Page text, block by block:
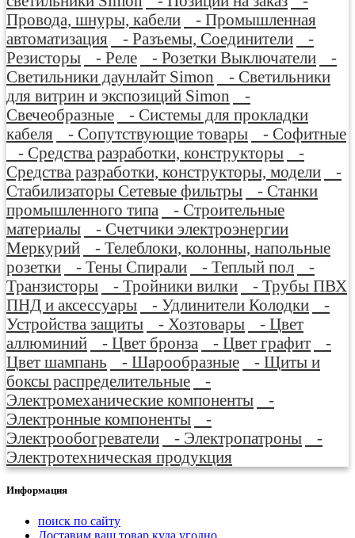
Провода, шнуры, кабели
- Промышленная
автоматизация
- Разъемы, Соединители
-
Резисторы
- Реле - Розетки Выключатели
-
Светильники даунлайт Simon
- Светильники
для витрин и экспозиций Simon
-
Свечеобразные
- Системы для прокладки
кабеля
- Сопутствующие товары
- Софитные
- Средства разработки, конструкторы
-
Средства разработки, конструкторы, модели
-
Стабилизаторы Сетевые фильтры
- Станки
промышленного типа
- Строительные
материалы
- Счетчики электроэнергии
Меркурий
- Телеблоки, колонны, напольные
розетки
- Тены Спирали - Теплый пол
-
Транзисторы
- Тройники вилки
- Трубы ПВХ
ПНД и аксессуары
- Удлинители Колодки
-
Устройства защиты
- Хозтовары
- Цвет
аллюминий
- Цвет бронза - Цвет графит
-
Цвет шампань
- Шарообразные
- Щиты и
боксы распределительные
-
Электромеханические компоненты
-
Электронные компоненты
-
Электрообогреватели
- Электропатроны
-
Электротехническая продукция
Информация
поиск по сайту
Доставим ваш товар куда угодно